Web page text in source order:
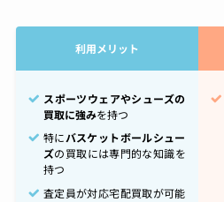
利用メリット
スポーツウェアやシューズの
買取に強みを持つ
特にバスケットボールシュー
ズの買取には専門的な知識を
持つ
査定員が対応宅配買取が可能